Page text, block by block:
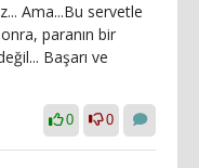
Ama...Bu servetle
paranın bir
Başarı ve
0 0